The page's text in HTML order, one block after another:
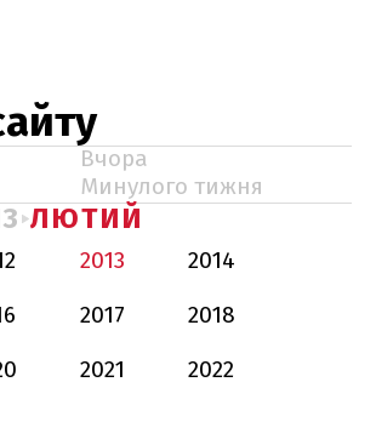
Вчора
Минулого тижня
ЛЮТИЙ
2013
2014
2017
2018
2021
2022